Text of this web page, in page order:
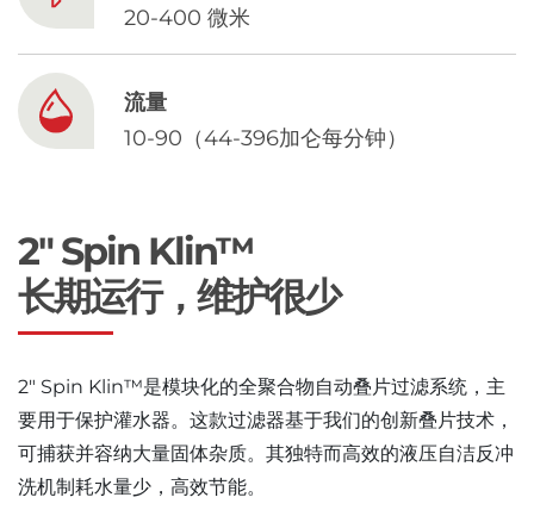
Chinese
20-400 微米
流量
10-90（44-396加仑每分钟）
2" Spin Klin™
长期运行，维护很少
2″ Spin Klin™是模块化的全聚合物自动叠片过滤系统，主
要用于保护灌水器。这款过滤器基于我们的创新叠片技术，
可捕获并容纳大量固体杂质。其独特而高效的液压自洁反冲
洗机制耗水量少，高效节能。